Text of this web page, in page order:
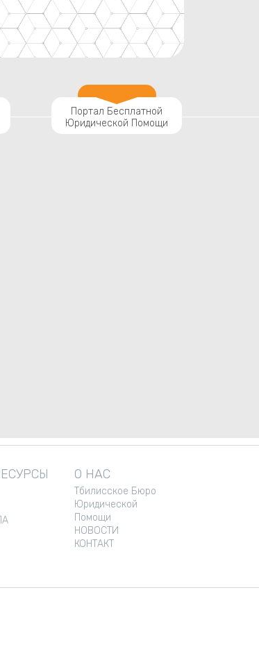
Портал Бесплатной
Юридической Помощи
О НАС
Тбилисское Бюро
Юридической
Помощи
НОВОСТИ
КОНТАКТ